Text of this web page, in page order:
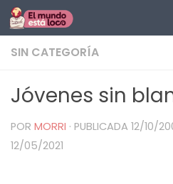
Saltar al contenido
SIN CATEGORÍA
Jóvenes sin
POR MORRI · PUBLICADA 12/10/
12/05/2021